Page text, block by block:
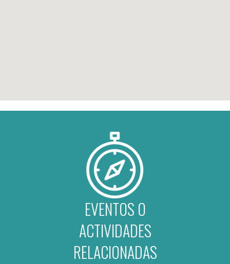
EVENTOS O
ACTIVIDADES
RELACIONADAS